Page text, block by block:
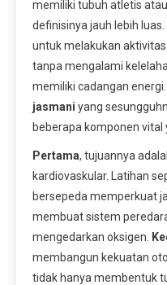
memiliki tubuh atletis
definisinya jauh lebih
untuk melakukan
tanpa mengalami
memiliki cadangan energi.
jasmani yang
beberapa komponen vital
Pertama, tujuannya
kardiovaskular. Latihan
bersepeda memperkuat
membuat sistem
mengedarkan oksigen.
membangun kekuatan
tidak hanya membentuk